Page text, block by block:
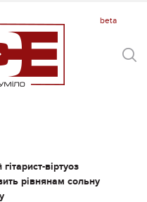
віртуоз
рівнянам сольну